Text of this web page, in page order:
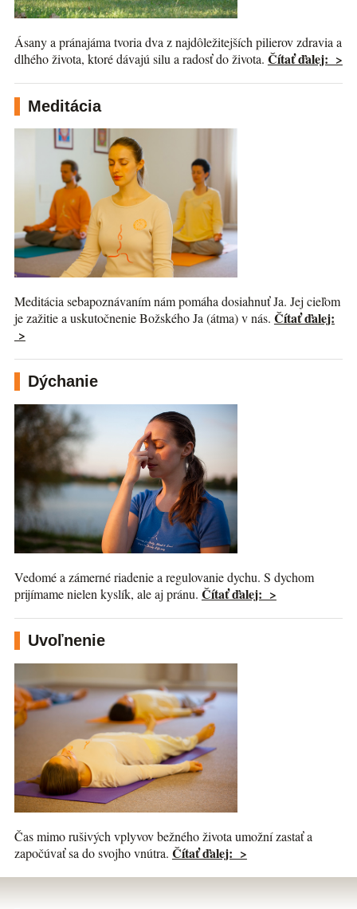
Ásany a pránajáma tvoria dva z najdôležitejších pilierov zdravia a
dlhého života, ktoré dávajú silu a radosť do života. Čítať ďalej: >
Meditácia
Meditácia sebapoznávaním nám pomáha dosiahnuť Ja. Jej cieľom
je zažitie a uskutočnenie Božského Ja (átma) v nás. Čítať ďalej:
>
Dýchanie
Vedomé a zámerné riadenie a regulovanie dychu. S dychom
prijímame nielen kyslík, ale aj pránu. Čítať ďalej: >
Uvoľnenie
Čas mimo rušivých vplyvov bežného života umožní zastať a
započúvať sa do svojho vnútra. Čítať ďalej: >